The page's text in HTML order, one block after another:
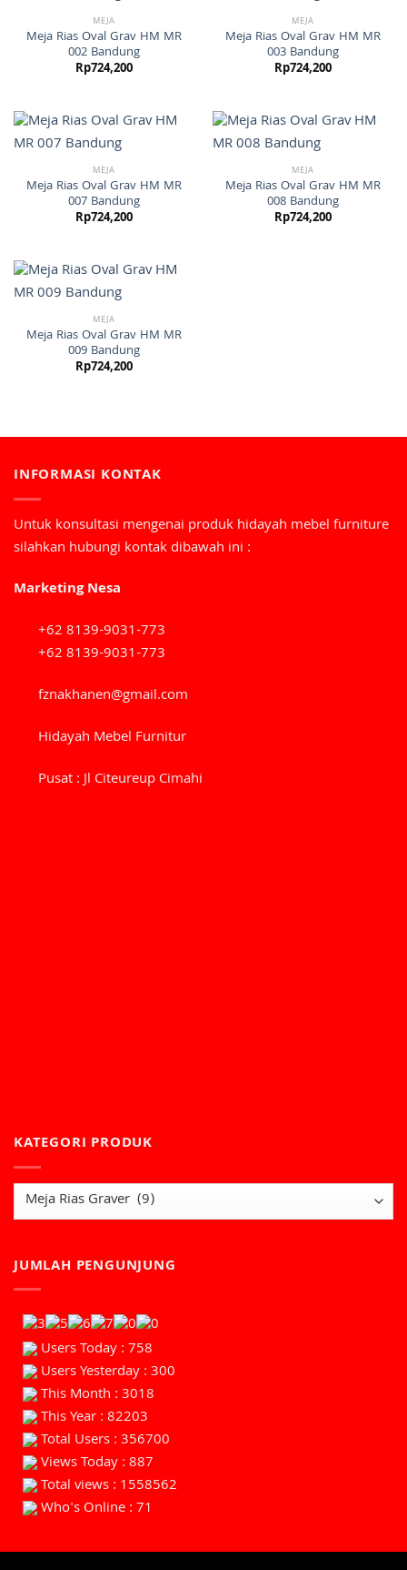
MEJA
Meja Rias Oval Grav HM MR
002 Bandung
Rp724,200
MEJA
Meja Rias Oval Grav HM MR
003 Bandung
Rp724,200
MEJA
Meja Rias Oval Grav HM MR
007 Bandung
Rp724,200
MEJA
Meja Rias Oval Grav HM MR
008 Bandung
Rp724,200
MEJA
Meja Rias Oval Grav HM MR
009 Bandung
Rp724,200
INFORMASI KONTAK
Untuk konsultasi mengenai produk hidayah mebel furniture
silahkan hubungi kontak dibawah ini :
Marketing Nesa
+62 8139-9031-773
+62 8139-9031-773
fznakhanen@gmail.com
Hidayah Mebel Furnitur
Pusat : Jl Citeureup Cimahi
KATEGORI PRODUK
JUMLAH PENGUNJUNG
Users Today : 758
Users Yesterday : 300
This Month : 3018
This Year : 82203
Total Users : 356700
Views Today : 887
Total views : 1558562
Who's Online : 71